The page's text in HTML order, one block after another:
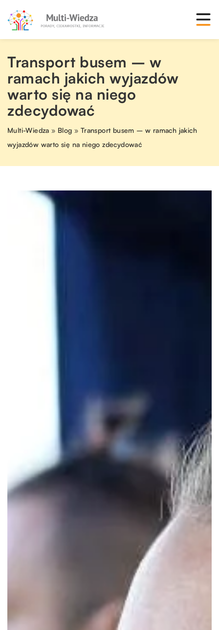
Transport busem – w
ramach jakich wyjazdów
warto się na niego
zdecydować
Multi-Wiedza » Blog » Transport busem – w ramach jakich
wyjazdów warto się na niego zdecydować